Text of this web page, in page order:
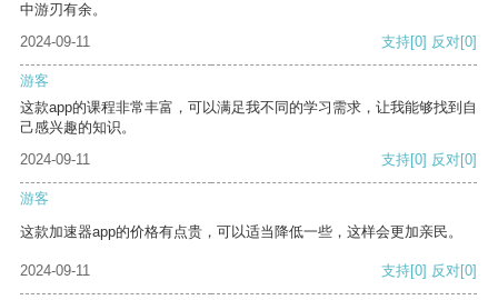
中游刃有余。
2024-09-11
支持[0] 反对[0]
游客
这款app的课程非常丰富，可以满足我不同的学习需求，让我能够找到自
己感兴趣的知识。
2024-09-11
支持[0] 反对[0]
游客
这款加速器app的价格有点贵，可以适当降低一些，这样会更加亲民。
2024-09-11 支持[0] 反对[0]